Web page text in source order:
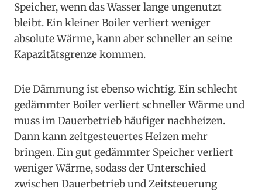
Speicher, wenn das Wasser lange ungenutzt
bleibt. Ein kleiner Boiler verliert weniger
absolute Wärme, kann aber schneller an seine
Kapazitätsgrenze kommen.
Die Dämmung ist ebenso wichtig. Ein schlecht
gedämmter Boiler verliert schneller Wärme und
muss im Dauerbetrieb häufiger nachheizen.
Dann kann zeitgesteuertes Heizen mehr
bringen. Ein gut gedämmter Speicher verliert
weniger Wärme, sodass der Unterschied
zwischen Dauerbetrieb und Zeitsteuerung